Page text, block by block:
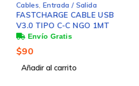
Cables,Entrada / Salida
FASTCHARGE CABLE USB
V3.0 TIPO C-C NGO 1MT
$90
Añadir al carrito